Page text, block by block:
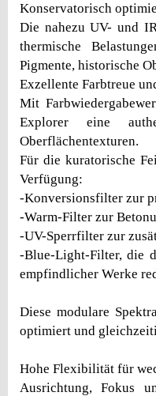
Konservatorisch
Die nahezu UV- und
thermische
Pigmente, historische
Exzellente Farbtreue
Mit
Explorer eine
Oberflächentexturen.
Für die kuratorische
Verfügung:
-Konversionsfilter zur
-Warm-Filter zur
-UV-Sperrfilter zur
-Blue-Light-Filter, die
empfindlicher Werke
Diese modulare
optimiert und
Hohe Flexibilität für
Ausrichtung, Fokus